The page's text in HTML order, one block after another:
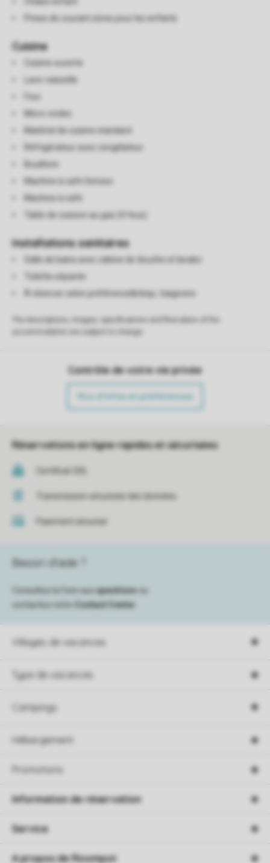
Prises de courant sûres pour les enfants
Cuisine
Cuisine ouverte
Lave-vaisselle
Four
Micro-ondes
Matériel de cuisine standard
Réfrigérateur avec congélateur
Bouilloire
Machine à café Senseo
Machine à café
Table de cuisson au gaz (4 feux)
Installations sanitaires
Salle de bains avec cabine de douche et lavabo
Toilette séparée
À réserver selon préférence&nbsp;: baignoire
Contrôle de votre vie privée
Plus d’infos et préférences
Réservations en ligne rapides et sécurisées
Certificat SSL
Transmission sécurisée des données
Paiement sécurisé
Villages de vacances
Type de vacances
Campings
Hébergement
Promotions
Besoin d’aide ?
Consultez la foire aux questions
contactez notre
Contact Center
Information de réservation
Service
A propos de Roompot